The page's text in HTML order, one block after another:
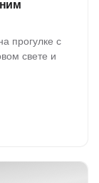
прогулке с
свете и